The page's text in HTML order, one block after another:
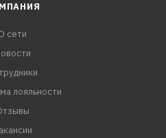
сети
лояльности